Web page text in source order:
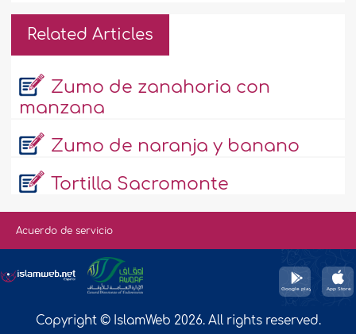
Related Articles
Zumo de zanahoria con
manzana
Zumo de naranja y banano
Tortilla Sacromonte
Acuerdo de servicio
Copyright © IslamWeb 2026. All rights reserved.